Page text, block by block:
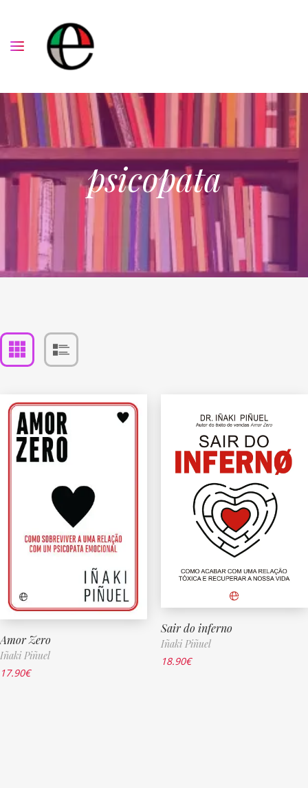
psicopata
Amor Zero
Iñaki Piñuel
17.90€
Sair do inferno
Iñaki Piñuel
18.90€